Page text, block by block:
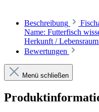
Beschreibung
Name: Futterfisch
Herkunft /
Bewertungen
Menü schließen